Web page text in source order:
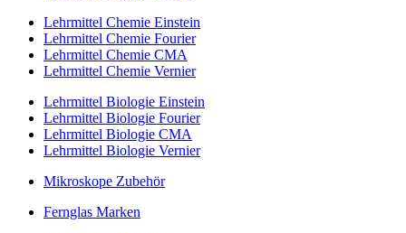
Lehrmittel Chemie Einstein
Lehrmittel Chemie Fourier
Lehrmittel Chemie CMA
Lehrmittel Chemie Vernier
Lehrmittel Biologie Einstein
Lehrmittel Biologie Fourier
Lehrmittel Biologie CMA
Lehrmittel Biologie Vernier
Mikroskope Zubehör
Fernglas Marken